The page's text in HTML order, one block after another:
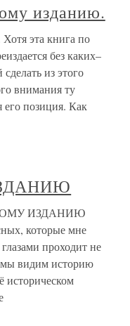
изданию.
эта книга по
без каких–
из этого
внимания ту
его позиция. Как
ИЗДАНИЮ
которые мне
проходит не
мы видим историю
историческом